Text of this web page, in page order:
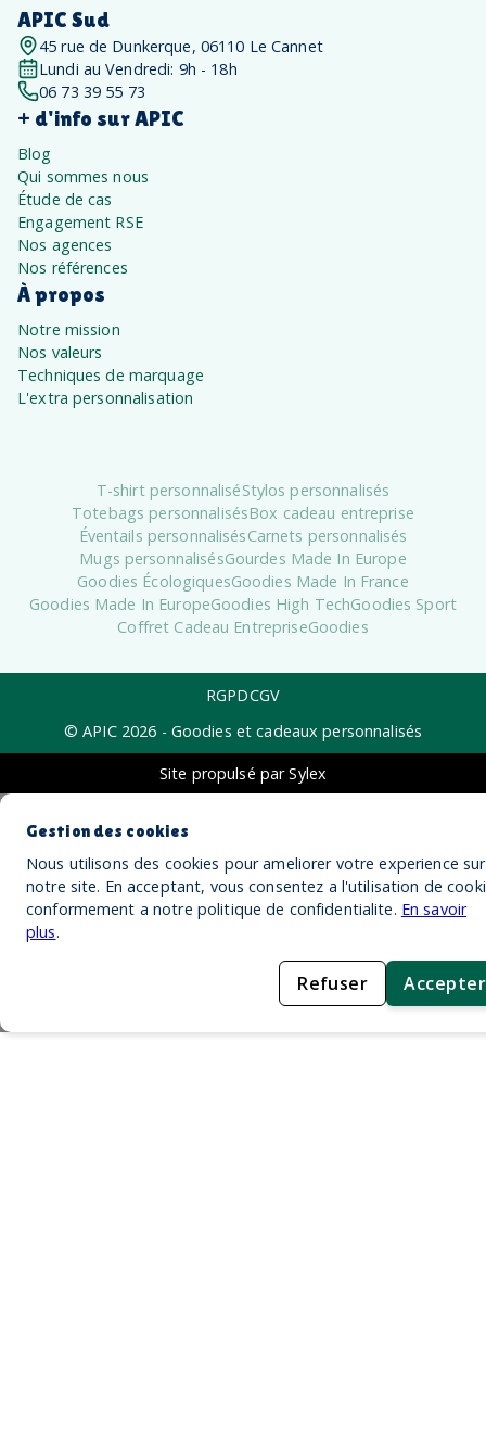
APIC Sud
45 rue de Dunkerque, 06110 Le Cannet
Lundi au Vendredi: 9h - 18h
06 73 39 55 73
+ d'info sur APIC
Blog
Qui sommes nous
Étude de cas
Engagement RSE
Nos agences
Nos références
À propos
Notre mission
Nos valeurs
Techniques de marquage
L'extra personnalisation
T-shirt personnaliséStylos personnalisés
Totebags personnalisésBox cadeau entreprise
Éventails personnalisésCarnets personnalisés
Mugs personnalisésGourdes Made In Europe
Goodies ÉcologiquesGoodies Made In France
Goodies Made In EuropeGoodies High TechGoodies Sport
Coffret Cadeau EntrepriseGoodies
RGPDCGV
© APIC 2026 - Goodies et cadeaux personnalisés
Site propulsé par Sylex
Gestion des cookies
Nous utilisons des cookies pour ameliorer votre experience sur
notre site. En acceptant, vous consentez a l'utilisation de
conformement a notre politique de confidentialite. En savoir
plus.
Refuser Accepter